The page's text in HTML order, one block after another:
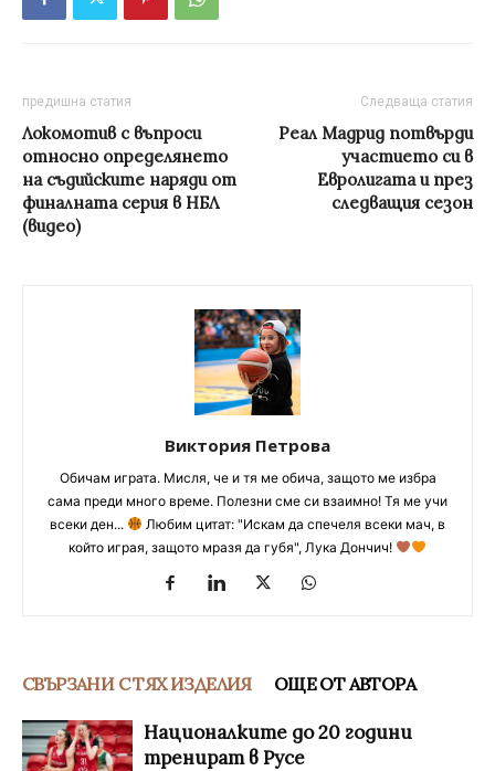
предишна статия
Локомотив с въпроси
относно определянето
на съдийските наряди от
финалната серия в НБЛ
(видео)
Следваща статия
Реал Мадрид потвърди
участието си в
Евролигата и през
следващия сезон
Виктория Петрова
Обичам играта. Мисля, че и тя ме обича, защото ме избра
сама преди много време. Полезни сме си взаимно! Тя ме учи
всеки ден...
Любим цитат: "Искам да спечеля всеки мач, в
който играя, защото мразя да губя", Лука Дончич!
СВЪРЗАНИ С ТЯХ ИЗДЕЛИЯ ОЩЕ ОТ АВТОРА
Националките до 20 години
тренират в Русе